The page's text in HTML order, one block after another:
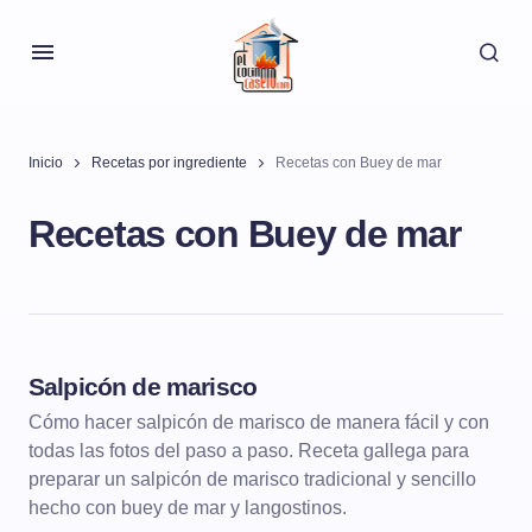
Inicio Recetas por ingrediente Recetas con Buey de mar
Recetas con Buey de mar
Salpicón de marisco
Cómo hacer salpicón de marisco de manera fácil y con
todas las fotos del paso a paso. Receta gallega para
preparar un salpicón de marisco tradicional y sencillo
hecho con buey de mar y langostinos.